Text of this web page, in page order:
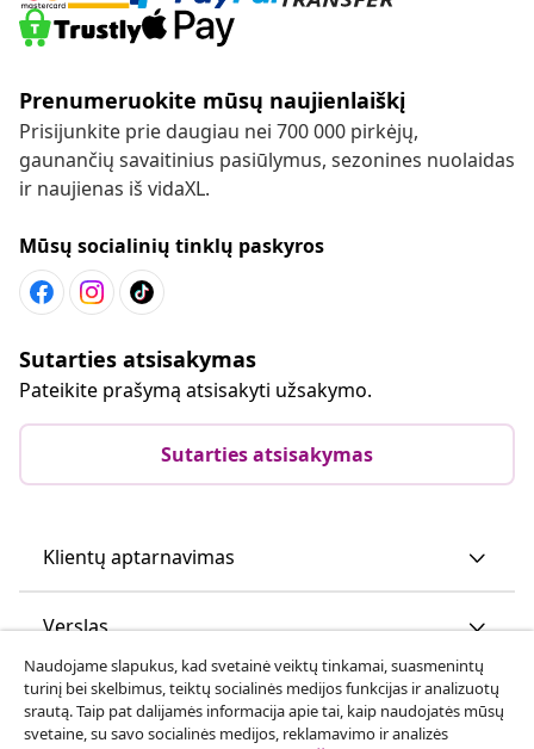
Prenumeruokite mūsų naujienlaiškį
Prisijunkite prie daugiau nei 700 000 pirkėjų,
gaunančių savaitinius pasiūlymus, sezonines nuolaidas
ir naujienas iš vidaXL.
Mūsų socialinių tinklų paskyros
Sutarties atsisakymas
Pateikite prašymą atsisakyti užsakymo.
Sutarties atsisakymas
Klientų aptarnavimas
Verslas
vidaXL
Naudojame slapukus, kad svetainė veiktų tinkamai, suasmenintų
turinį bei skelbimus, teiktų socialinės medijos funkcijas ir analizuotų
srautą. Taip pat dalijamės informacija apie tai, kaip naudojatės mūsų
svetaine, su savo socialinės medijos, reklamavimo ir analizės